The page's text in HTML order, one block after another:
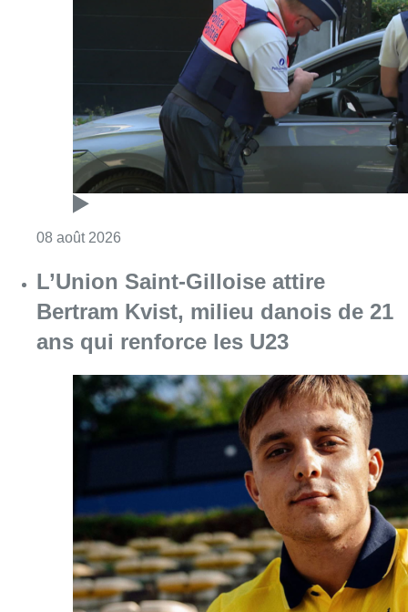
08 août 2026
L’Union Saint-Gilloise attire
Bertram Kvist, milieu danois de 21
ans qui renforce les U23